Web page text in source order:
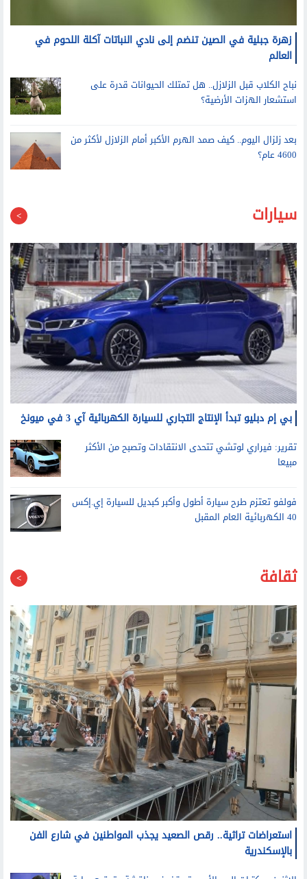
زهرة جبلية في الصين تنضم إلى نادي النباتات آكلة اللحوم في
العالم
نباح الكلاب قبل الزلازل.. هل تمتلك الحيوانات قدرة على
استشعار الهزات الأرضية؟
4600 عام؟
بي إم دبليو تبدأ الإنتاج التجاري للسيارة الكهربائية آي 3 في ميونخ
تقرير: فيراري لوتشي تتحدى الانتقادات وتصبح من الأكثر
مبيعا
40 الكهربائية العام المقبل
استعراضات تراثية.. رقص الصعيد يجذب المواطنين في شارع الفن
بالإسكندرية
الاثنين.. مكتبات البحر الأحمر تستضيف مناقشة وتوقيع رواية
«دماء على خرائط الشرق» لنوارة نجم